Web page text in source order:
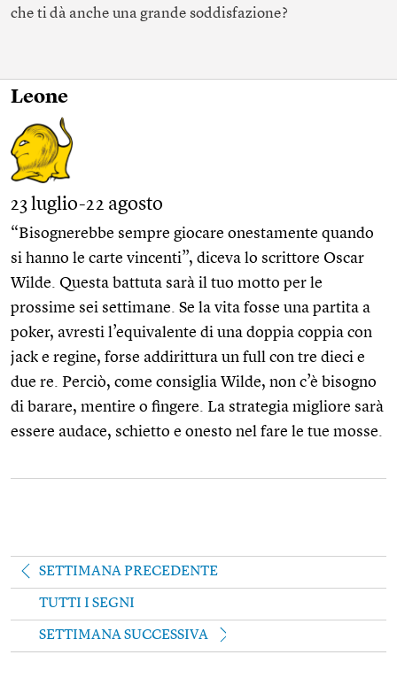
che ti dà anche una grande soddisfazione?
Leone
23 luglio-22 agosto
“Bisognerebbe sempre giocare onestamente quando
si hanno le carte vincenti”, diceva lo scrittore Oscar
Wilde. Questa battuta sarà il tuo motto per le
prossime sei settimane. Se la vita fosse una partita a
poker, avresti l’equivalente di una doppia coppia con
jack e regine, forse addirittura un full con tre dieci e
due re. Perciò, come consiglia Wilde, non c’è bisogno
di barare, mentire o fingere. La strategia migliore sarà
essere audace, schietto e onesto nel fare le tue mosse.
SETTIMANA PRECEDENTE
TUTTI I SEGNI
SETTIMANA SUCCESSIVA